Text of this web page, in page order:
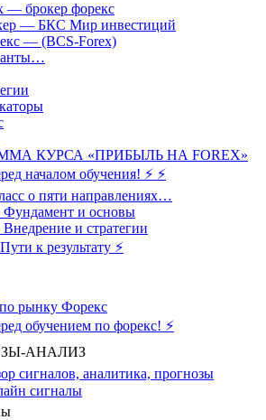
— брокер форекс
— БКС Мир инвестиций
— (BCS-Forex)
КУРСА «ПРИБЫЛЬ НА FOREX»
началом обучения! ⚡ ⚡
о пяти направлениях…
и основы
и стратегии
к результату ⚡️
рынку Форекс
обучением по форекс! ⚡
АНАЛИЗ
сигналов, аналитика, прогнозы
сигналы